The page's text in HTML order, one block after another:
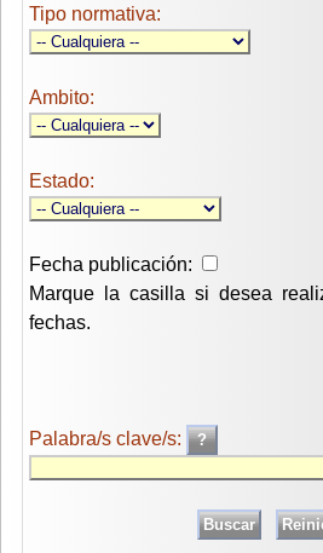
Tipo normativa:
Ambito:
Estado:
Fecha publicación:
Marque la casilla si desea
fechas.
Palabra/s clave/s: